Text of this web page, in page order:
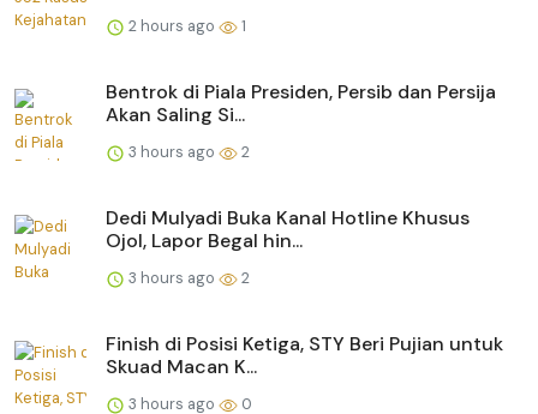
2 hours ago 1
Bentrok di Piala Presiden, Persib dan Persija
Akan Saling Si...
3 hours ago 2
Dedi Mulyadi Buka Kanal Hotline Khusus
Ojol, Lapor Begal hin...
3 hours ago 2
Finish di Posisi Ketiga, STY Beri Pujian untuk
Skuad Macan K...
3 hours ago 0